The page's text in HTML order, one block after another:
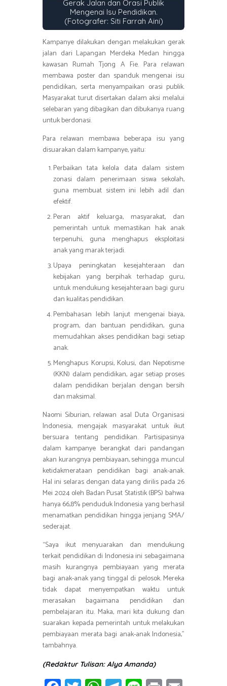
Gerak Jalan dan Orasi Publik
Mengenai Isu Pendidikan.
(Fotografer: Siti Farrah Aini)
Kampanye dilakukan dengan melakukan gerak
jalan dari Lapangan Merdeka Medan hingga
kawasan Rumah Tjong A Fie. Para relawan
membawa poster dan spanduk mengenai isu
pendidikan, serta menyampaikan orasi publik.
Masyarakat turut disertakan dalam aksi melalui
selebaran yang dibagikan dan dibukanya ruang
untuk berdonasi.
Para relawan membawa beberapa isu yang
disuarakan dalam kampanye, yaitu:
Perbaikan tata kelola data dalam sistem
zonasi dalam penerimaan siswa sekolah,
guna membuat sistem ini lebih adil dan
efektif.
Peran aktif keluarga, masyarakat, dan
pemerintah untuk memastikan hak anak
terpenuhi, guna menghapus eksploitasi
anak yang marak terjadi.
Upaya peningkatan kesejahteraan dan
kebijakan yang berpihak terhadap guru,
untuk mendukung kesejahteraan bagi guru
dan kualitas pendidikan.
Pembahasan lebih lanjut mengenai biaya,
program, dan bantuan pendidikan, guna
memudahkan akses pendidikan bagi setiap
anak.
Menghapus Korupsi, Kolusi, dan Nepotisme
(KKN) dalam pendidikan, agar setiap proses
dalam pendidikan berjalan dengan bersih
dan maksimal.
Naomi Siburian, relawan asal Duta Organisasi
Indonesia, mengajak masyarakat untuk ikut
bersuara tentang pendidikan. Partisipasinya
dalam kampanye berangkat dari pandangan
akan kurangnya pembiayaan, sehingga muncul
ketidakmerataan pendidikan bagi anak-anak.
Hal ini selaras dengan data yang dirilis pada 26
Mei 2024 oleh Badan Pusat Statistik (BPS) bahwa
hanya 66,8% penduduk Indonesia yang berhasil
menamatkan pendidikan hingga jenjang SMA/
sederajat.
“Saya ikut menyuarakan dan mendukung
terkait pendidikan di Indonesia ini sebagaimana
masih kurangnya pembiayaan yang merata
bagi anak-anak yang tinggal di pelosok. Mereka
tidak dapat menyempatkan waktu untuk
merasakan bagaimana pendidikan dan
pembelajaran itu. Maka, mari kita dukung dan
suarakan kepada pemerintah untuk melakukan
pembiayaan merata bagi anak-anak Indonesia,”
tambahnya.
(Redaktur Tulisan: Alya Amanda)